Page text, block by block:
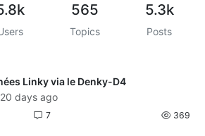
565
Topics
5.3k
Posts
Linky via le Denky-D4
20 days ago
7 369